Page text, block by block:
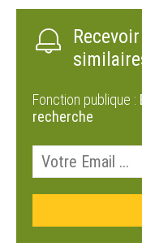
Fonction publique :
recherche